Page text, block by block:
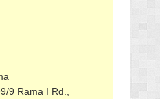
9 Rama I Rd.,